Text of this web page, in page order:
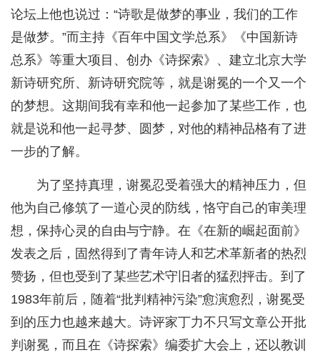
论坛上他也说过：“诗歌是做梦的事业，我们的工作
是做梦。”而主持《百年中国文学总系》《中国新诗
总系》等重大项目、创办《诗探索》、建立北京大学
新诗研究所、新诗研究院等，就是谢冕的一个又一个
的梦想。这期间我有幸和他一起参加了某些工作，也
就是说和他一起寻梦、圆梦，对他的精神品格有了进
一步的了解。
为了坚持真理，谢冕忍受着强大的精神压力，但
他为自己修筑了一道心灵的防线，恪守自己的审美理
想，保持心灵的自由与宁静。在《在新的崛起面前》
发表之后，固然得到了青年诗人和艺术革新者的热烈
赞扬，但也受到了某些艺术守旧者的猛烈抨击。到了
1983年前后，随着“批判精神污染”愈演愈烈，谢冕受
到的压力也越来越大。诗评家丁力不只写文章公开批
判谢冕，而且在《诗探索》编委扩大会上，还以教训